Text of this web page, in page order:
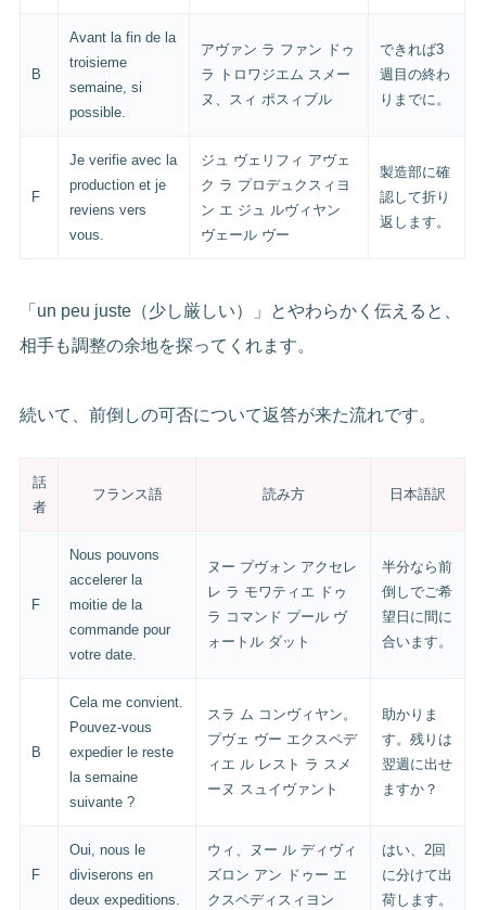
B
Avant la fin de la
troisieme
semaine, si
possible.
アヴァン ラ ファン ドゥ
ラ トロワジエム スメー
ヌ、スィ ポスィブル
できれば3
週目の終わ
りまでに。
F
Je verifie avec la
production et je
reviens vers
vous.
ジュ ヴェリフィ アヴェ
ク ラ プロデュクスィヨ
ン エ ジュ ルヴィヤン
ヴェール ヴー
製造部に確
認して折り
返します。
「un peu juste（少し厳しい）」とやわらかく伝えると、
相手も調整の余地を探ってくれます。
続いて、前倒しの可否について返答が来た流れです。
話
者
フランス語 読み方 日本語訳
F
Nous pouvons
accelerer la
moitie de la
commande pour
votre date.
ヌー プヴォン アクセレ
レ ラ モワティエ ドゥ
ラ コマンド プール ヴ
ォートル ダット
半分なら前
倒しでご希
望日に間に
合います。
B
Cela me convient.
Pouvez-vous
expedier le reste
la semaine
suivante ?
スラ ム コンヴィヤン。
プヴェ ヴー エクスペデ
ィエ ル レスト ラ スメ
ーヌ スュイヴァント
助かりま
す。残りは
翌週に出せ
ますか？
F
Oui, nous le
diviserons en
deux expeditions.
ウィ、ヌー ル ディヴィ
ズロン アン ドゥー エ
クスペディスィヨン
はい、2回
に分けて出
荷します。